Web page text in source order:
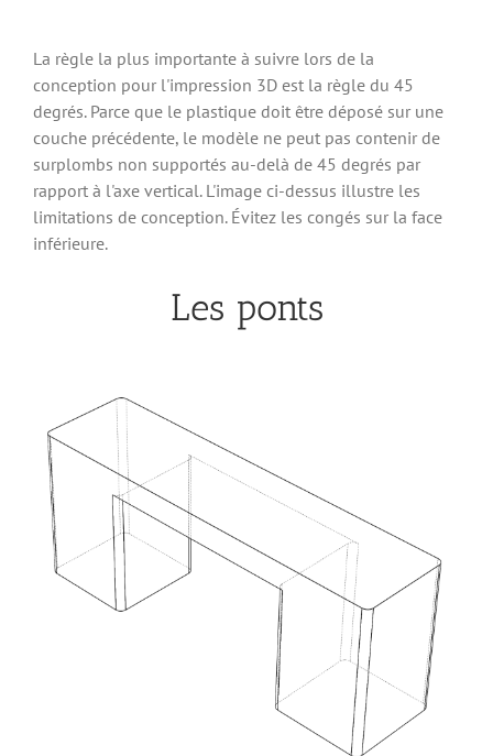
La règle la plus importante à suivre lors de la
conception pour l'impression 3D est la règle du 45
degrés. Parce que le plastique doit être déposé sur une
couche précédente, le modèle ne peut pas contenir de
surplombs non supportés au-delà de 45 degrés par
rapport à l'axe vertical. L'image ci-dessus illustre les
limitations de conception. Évitez les congés sur la face
inférieure.
Les ponts